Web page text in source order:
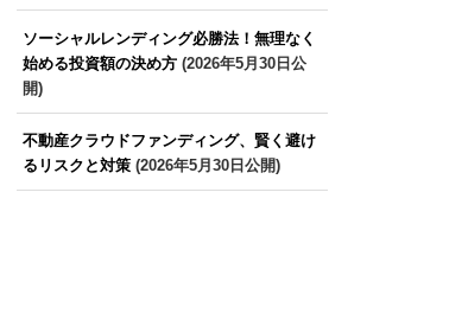
ソーシャルレンディング必勝法！無理なく
始める投資額の決め方(2026年5月30日公
開)
不動産クラウドファンディング、賢く避け
るリスクと対策(2026年5月30日公開)